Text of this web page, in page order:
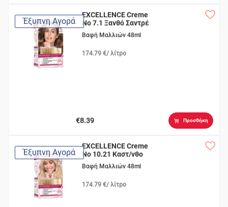
Έξυπνη Αγορά
EXCELLENCE Creme
Νο 7.1 Ξανθό Σαντρέ
Βαφή Μαλλιών 48ml
174.79 €/ λίτρο
€8.39 Προσθήκη
Έξυπνη Αγορά
EXCELLENCE Creme
Νο 10.21 Καστ/νθο
Περλέ
Βαφή Μαλλιών 48ml
174.79 €/ λίτρο